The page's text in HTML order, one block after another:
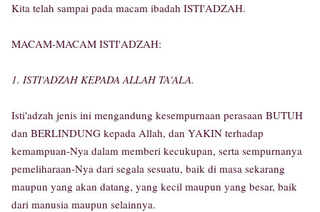
Kita telah sampai pada macam ibadah ISTI'ADZAH.
MACAM-MACAM ISTI'ADZAH:
1. ISTI'ADZAH KEPADA ALLAH TA'ALA.
Isti'adzah jenis ini mengandung kesempurnaan perasaan BUTUH
dan BERLINDUNG kepada Allah, dan YAKIN terhadap
kemampuan-Nya dalam memberi kecukupan, serta sempurnanya
pemeliharaan-Nya dari segala sesuatu, baik di masa sekarang
maupun yang akan datang, yang kecil maupun yang besar, baik
dari manusia maupun selainnya.